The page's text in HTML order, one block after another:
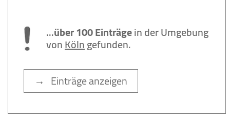
...über 100 Einträgein der Umgebung
vonKölngefunden.
→ Einträge anzeigen